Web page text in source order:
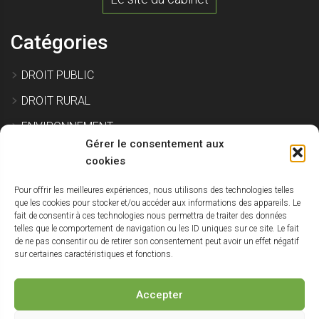
Gérer le consentement aux
cookies
Pour offrir les meilleures expériences, nous utilisons des technologies telles
que les cookies pour stocker et/ou accéder aux informations des appareils. Le
fait de consentir à ces technologies nous permettra de traiter des données
telles que le comportement de navigation ou les ID uniques sur ce site. Le fait
de ne pas consentir ou de retirer son consentement peut avoir un effet négatif
sur certaines caractéristiques et fonctions.
Accepter
Catégories
DROIT PUBLIC
DROIT RURAL
ENVIRONNEMENT
EXPROPRIATION
IMMOBILIER ET CONSTRUCTION
SITE POLLUÉ
URBANISME